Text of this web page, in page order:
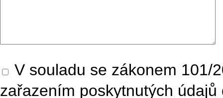
V souladu se zákonem 101/
zařazením poskytnutých